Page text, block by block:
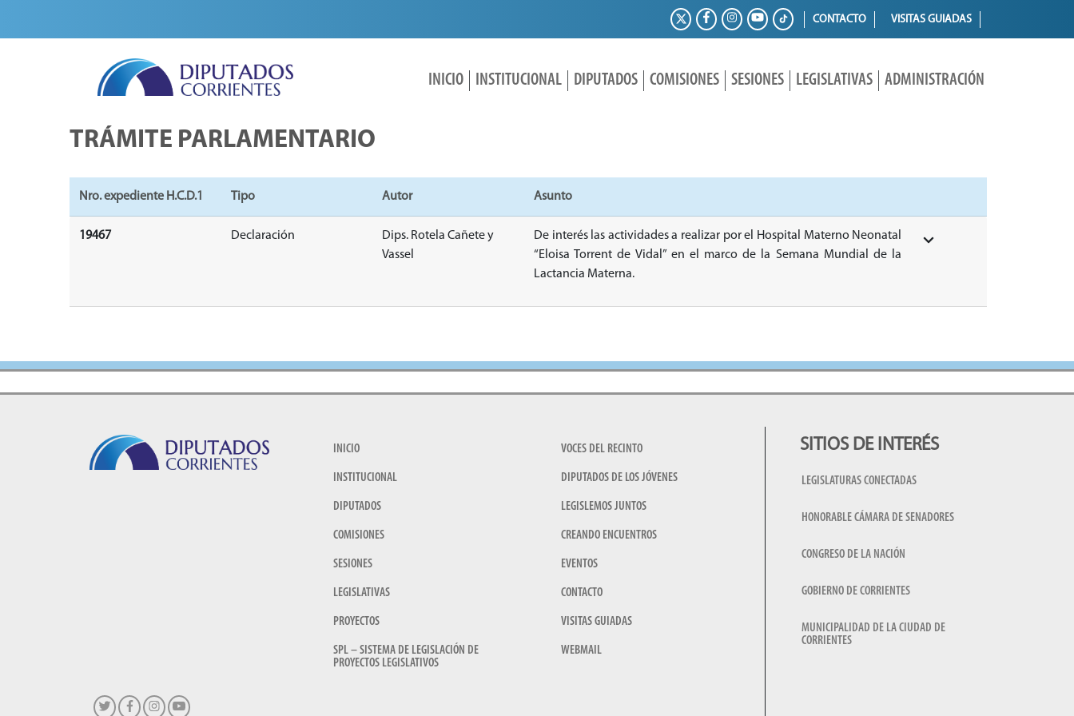
CONTACTO VISITAS GUIADAS
INICIO INSTITUCIONAL DIPUTADOS COMISIONES SESIONES LEGISLATIVAS ADMINISTRACIÓN
TRÁMITE PARLAMENTARIO
Nro. expediente H.C.D.1 Tipo Autor Asunto
19467 Declaración
Dips. Rotela Cañete y
Vassel
De interés las actividades a realizar por el Hospital Materno Neonatal
“Eloisa Torrent de Vidal” en el marco de la Semana Mundial de la
Lactancia Materna.
INICIO
INSTITUCIONAL
DIPUTADOS
COMISIONES
SESIONES
LEGISLATIVAS
PROYECTOS
SPL – SISTEMA DE LEGISLACIÓN DE
PROYECTOS LEGISLATIVOS
VOCES DEL RECINTO
DIPUTADOS DE LOS JÓVENES
LEGISLEMOS JUNTOS
CREANDO ENCUENTROS
EVENTOS
CONTACTO
VISITAS GUIADAS
WEBMAIL
SITIOS DE INTERÉS
LEGISLATURAS CONECTADAS
HONORABLE CÁMARA DE SENADORES
CONGRESO DE LA NACIÓN
GOBIERNO DE CORRIENTES
MUNICIPALIDAD DE LA CIUDAD DE
CORRIENTES